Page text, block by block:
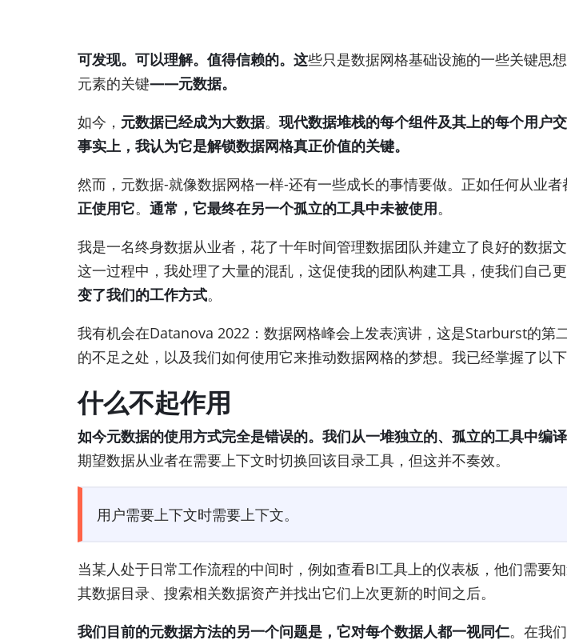
可发现。可以理解。值得信赖的。这些只是数据网格基础设施的一些关键思
元素的关键——元数据。
如今， 元数据已经成为大数据。 现代数据堆栈的每个组件及其上的每个用户
事实上，我认为它是解锁数据网格真正价值的关键。
然而，元数据-就像数据网格一样-还有一些成长的事情要做。正如任何从业
正使用它。 通常，它最终在另一个孤立的工具中未被使用。
我是一名终身数据从业者，花了十年时间管理数据团队并建立了良好的数据
这一过程中，我处理了大量的混乱，这促使我的团队构建工具，使我们自己
变了我们的工作方式。
我有机会在Datanova 2022：数据网格峰会上发表演讲，这是Starburst的第
的不足之处，以及我们如何使用它来推动数据网格的梦想。我已经掌握了以下
什么不起作用
如今元数据的使用方式完全是错误的。我们从一堆独立的、孤立的工具中编
期望数据从业者在需要上下文时切换回该目录工具，但这并不奏效。
用户需要上下文时需要上下文。
当某人处于日常工作流程的中间时，例如查看BI工具上的仪表板，他们需要
其数据目录、搜索相关数据资产并找出它们上次更新的时间之后。
我们目前的元数据方法的另一个问题是，它对每个数据人都一视同仁。在我